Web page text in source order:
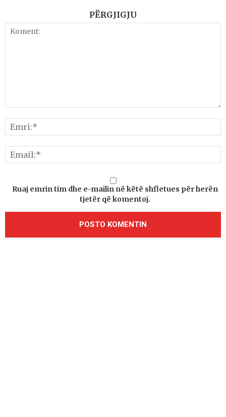
PËRGJIGJU
Ruaj emrin tim dhe e-mailin në këtë shfletues për herën
tjetër që komentoj.